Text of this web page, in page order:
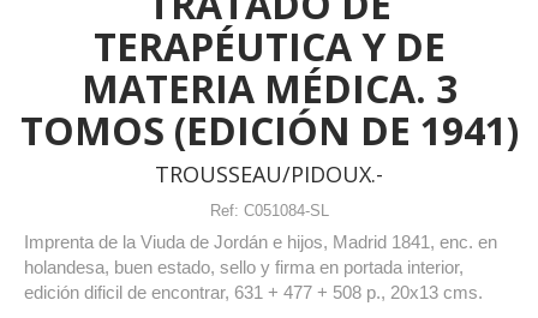
TERAPÉUTICA Y DE
MATERIA MÉDICA. 3
TOMOS (EDICIÓN DE 1941)
TROUSSEAU/PIDOUX.-
Ref: C051084-SL
Imprenta de la Viuda de Jordán e hijos, Madrid 1841, enc. en
holandesa, buen estado, sello y firma en portada interior,
edición dificil de encontrar, 631 + 477 + 508 p., 20x13 cms.